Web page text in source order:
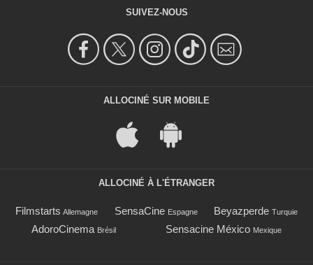
SUIVEZ-NOUS
ALLOCINÉ SUR MOBILE
ALLOCINÉ À L'ÉTRANGER
Filmstarts Allemagne SensaCine Espagne Beyazperde Turquie
AdoroCinema Brésil Sensacine México Mexique